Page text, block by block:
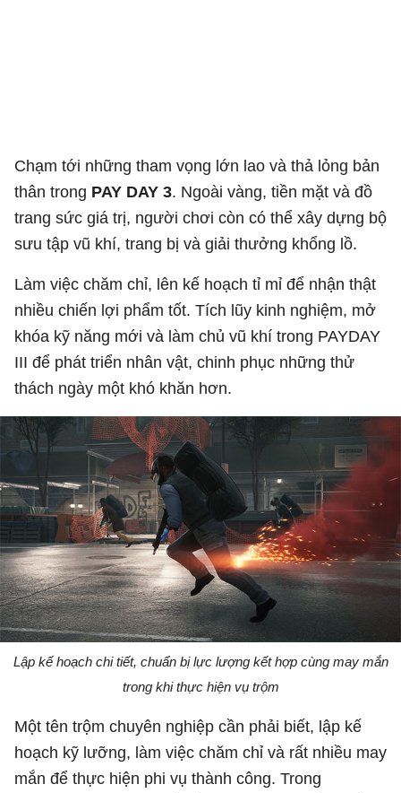
Chạm tới những tham vọng lớn lao và thả lỏng bản
thân trong PAY DAY 3. Ngoài vàng, tiền mặt và đồ
trang sức giá trị, người chơi còn có thể xây dựng bộ
sưu tập vũ khí, trang bị và giải thưởng khổng lồ.
Làm việc chăm chỉ, lên kế hoạch tỉ mỉ để nhận thật
nhiều chiến lợi phẩm tốt. Tích lũy kinh nghiệm, mở
khóa kỹ năng mới và làm chủ vũ khí trong PAYDAY
III để phát triển nhân vật, chinh phục những thử
thách ngày một khó khăn hơn.
Lập kế hoạch chi tiết, chuẩn bị lực lượng kết hợp cùng may mắn
trong khi thực hiện vụ trộm
Một tên trộm chuyên nghiệp cần phải biết, lập kế
hoạch kỹ lưỡng, làm việc chăm chỉ và rất nhiều may
mắn để thực hiện phi vụ thành công. Trong